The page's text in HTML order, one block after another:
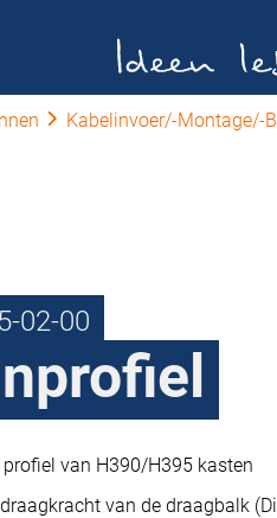
Kabelinvoer/-Montage/-
02-00
van H390/H395 kasten
van de draagbalk